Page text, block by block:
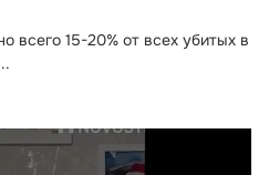
всего 15-20% от всех убитых в